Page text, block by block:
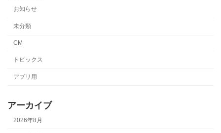
お知らせ
未分類
CM
トピックス
アプリ用
アーカイブ
2026年8月